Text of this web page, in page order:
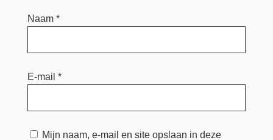
Naam *
E-mail *
Mijn naam, e-mail en site opslaan in deze